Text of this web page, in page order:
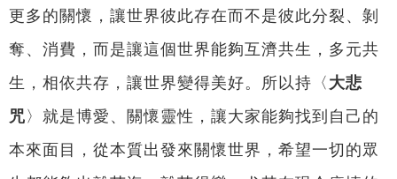
更多的關懷，讓世界彼此存在而不是彼此分裂、剝
奪、消費，而是讓這個世界能夠互濟共生，多元共
生，相依共存，讓世界變得美好。所以持〈 大悲
咒〉就是博愛、關懷靈性，讓大家能夠找到自己的
本來面目，從本質出發來關懷世界，希望一切的眾